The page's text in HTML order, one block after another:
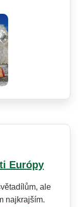
Európy
ale
najkrajším.